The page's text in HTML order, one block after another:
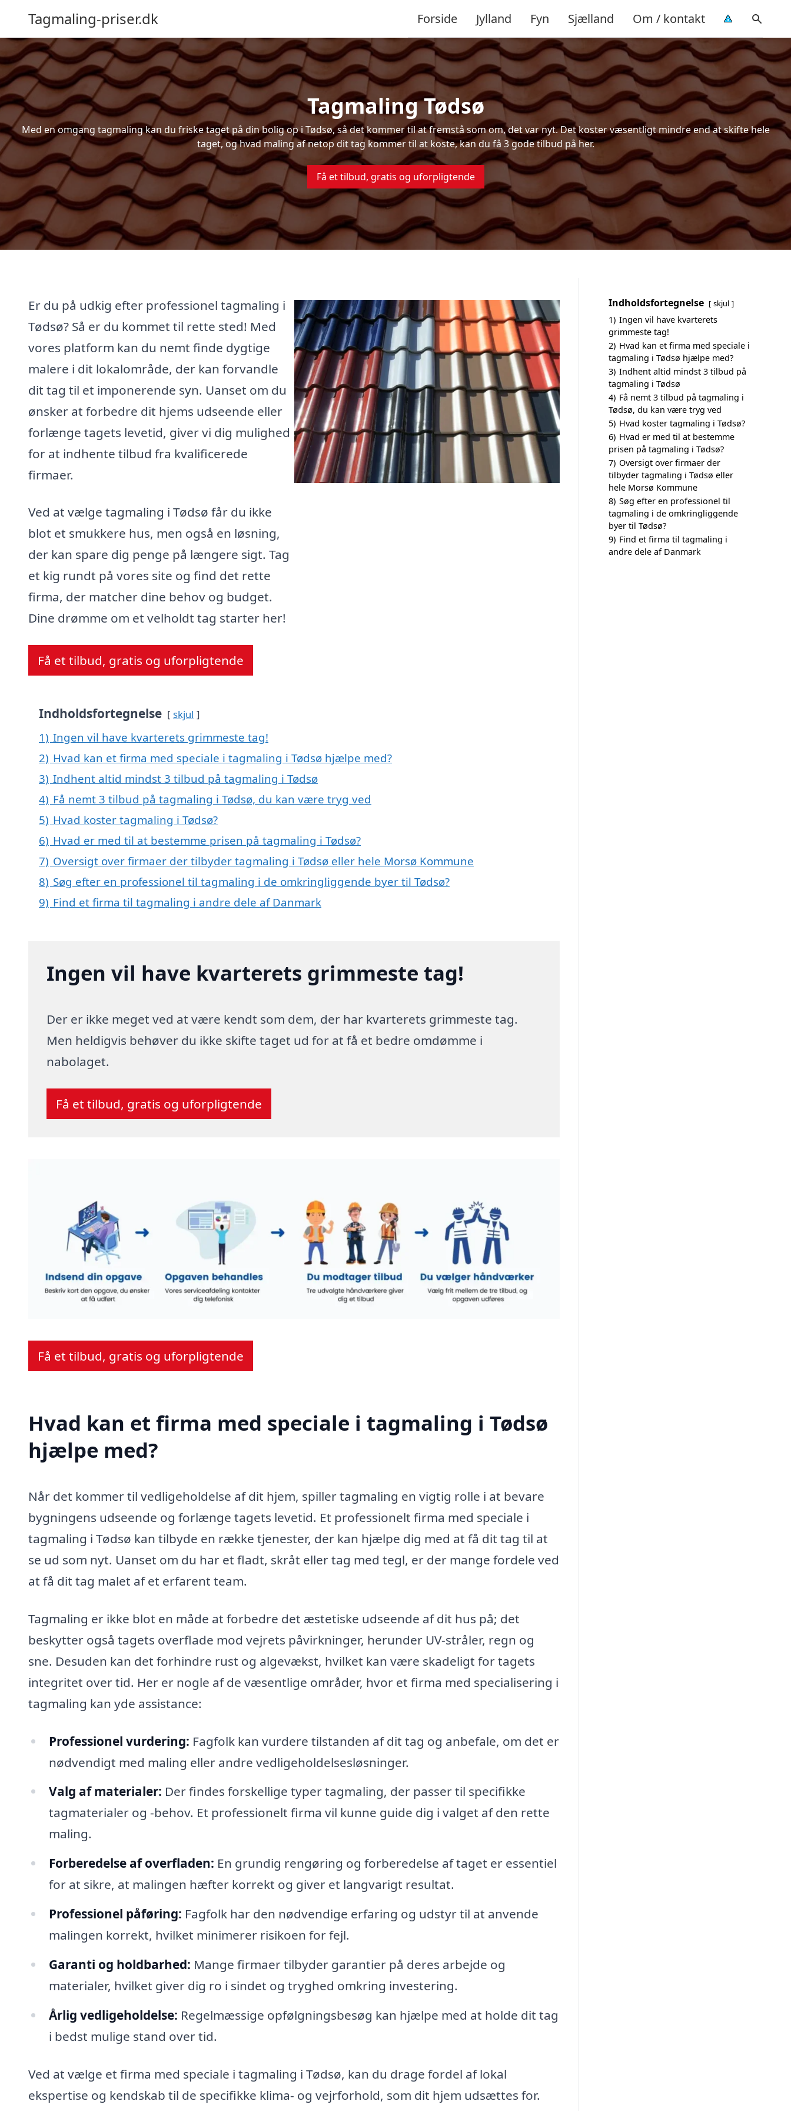
Tagmaling-priser.dk Forside Jylland Fyn Sjælland Om / kontakt
Tagmaling Tødsø
Med en omgang tagmaling kan du friske taget på din bolig op i Tødsø, så det kommer til at fremstå som om, det var nyt. Det koster væsentligt mindre end at skifte hele
taget, og hvad maling af netop dit tag kommer til at koste, kan du få 3 gode tilbud på her.
Få et tilbud, gratis og uforpligtende
Er du på udkig efter professionel tagmaling i
Tødsø? Så er du kommet til rette sted! Med
vores platform kan du nemt finde dygtige
malere i dit lokalområde, der kan forvandle
dit tag til et imponerende syn. Uanset om du
ønsker at forbedre dit hjems udseende eller
forlænge tagets levetid, giver vi dig mulighed
for at indhente tilbud fra kvalificerede
firmaer.
Ved at vælge tagmaling i Tødsø får du ikke
blot et smukkere hus, men også en løsning,
der kan spare dig penge på længere sigt. Tag
et kig rundt på vores site og find det rette
firma, der matcher dine behov og budget.
Dine drømme om et velholdt tag starter her!
Få et tilbud, gratis og uforpligtende
Indholdsfortegnelse skjul
1) Ingen vil have kvarterets grimmeste tag!
2) Hvad kan et firma med speciale i tagmaling i Tødsø hjælpe med?
3) Indhent altid mindst 3 tilbud på tagmaling i Tødsø
4) Få nemt 3 tilbud på tagmaling i Tødsø, du kan være tryg ved
5) Hvad koster tagmaling i Tødsø?
6) Hvad er med til at bestemme prisen på tagmaling i Tødsø?
7) Oversigt over firmaer der tilbyder tagmaling i Tødsø eller hele Morsø Kommune
8) Søg efter en professionel til tagmaling i de omkringliggende byer til Tødsø?
9) Find et firma til tagmaling i andre dele af Danmark
Ingen vil have kvarterets grimmeste tag!
Der er ikke meget ved at være kendt som dem, der har kvarterets grimmeste tag.
Men heldigvis behøver du ikke skifte taget ud for at få et bedre omdømme i
nabolaget.
Få et tilbud, gratis og uforpligtende
Få et tilbud, gratis og uforpligtende
Hvad kan et firma med speciale i tagmaling i Tødsø
hjælpe med?
Når det kommer til vedligeholdelse af dit hjem, spiller tagmaling en vigtig rolle i at bevare
bygningens udseende og forlænge tagets levetid. Et professionelt firma med speciale i
tagmaling i Tødsø kan tilbyde en række tjenester, der kan hjælpe dig med at få dit tag til at
se ud som nyt. Uanset om du har et fladt, skråt eller tag med tegl, er der mange fordele ved
at få dit tag malet af et erfarent team.
Tagmaling er ikke blot en måde at forbedre det æstetiske udseende af dit hus på; det
beskytter også tagets overflade mod vejrets påvirkninger, herunder UV-stråler, regn og
sne. Desuden kan det forhindre rust og algevækst, hvilket kan være skadeligt for tagets
integritet over tid. Her er nogle af de væsentlige områder, hvor et firma med specialisering i
tagmaling kan yde assistance:
Professionel vurdering: Fagfolk kan vurdere tilstanden af dit tag og anbefale, om det er
nødvendigt med maling eller andre vedligeholdelsesløsninger.
Valg af materialer: Der findes forskellige typer tagmaling, der passer til specifikke
tagmaterialer og -behov. Et professionelt firma vil kunne guide dig i valget af den rette
maling.
Forberedelse af overfladen: En grundig rengøring og forberedelse af taget er essentiel
for at sikre, at malingen hæfter korrekt og giver et langvarigt resultat.
Professionel påføring: Fagfolk har den nødvendige erfaring og udstyr til at anvende
malingen korrekt, hvilket minimerer risikoen for fejl.
Garanti og holdbarhed: Mange firmaer tilbyder garantier på deres arbejde og
materialer, hvilket giver dig ro i sindet og tryghed omkring investering.
Årlig vedligeholdelse: Regelmæssige opfølgningsbesøg kan hjælpe med at holde dit tag
i bedst mulige stand over tid.
Ved at vælge et firma med speciale i tagmaling i Tødsø, kan du drage fordel af lokal
ekspertise og kendskab til de specifikke klima- og vejrforhold, som dit hjem udsættes for.
Indholdsfortegnelse skjul
1) Ingen vil have kvarterets
grimmeste tag!
2) Hvad kan et firma med speciale i
tagmaling i Tødsø hjælpe med?
3) Indhent altid mindst 3 tilbud på
tagmaling i Tødsø
4) Få nemt 3 tilbud på tagmaling i
Tødsø, du kan være tryg ved
5) Hvad koster tagmaling i Tødsø?
6) Hvad er med til at bestemme
prisen på tagmaling i Tødsø?
7) Oversigt over firmaer der
tilbyder tagmaling i Tødsø eller
hele Morsø Kommune
8) Søg efter en professionel til
tagmaling i de omkringliggende
byer til Tødsø?
9) Find et firma til tagmaling i
andre dele af Danmark